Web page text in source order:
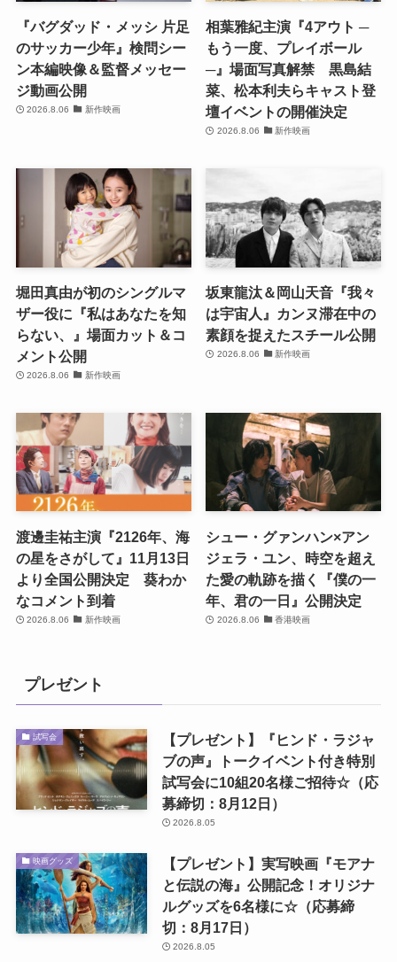
『バグダッド・メッシ 片足
のサッカー少年』検問シー
ン本編映像＆監督メッセー
ジ動画公開
2026.8.06 新作映画
相葉雅紀主演『4アウト ─
もう一度、プレイボール
─』場面写真解禁 黒島結
菜、松本利夫らキャスト登
壇イベントの開催決定
2026.8.06 新作映画
堀田真由が初のシングルマ
ザー役に『私はあなたを知
らない、』場面カット＆コ
メント公開
2026.8.06 新作映画
坂東龍汰＆岡山天音『我々
は宇宙人』カンヌ滞在中の
素顔を捉えたスチール公開
2026.8.06 新作映画
渡邊圭祐主演『2126年、海
の星をさがして』11月13日
より全国公開決定 葵わか
なコメント到着
2026.8.06 新作映画
シュー・グァンハン×アン
ジェラ・ユン、時空を超え
た愛の軌跡を描く『僕の一
年、君の一日』公開決定
2026.8.06 香港映画
プレゼント
試写会
【プレゼント】『ヒンド・ラジャ
ブの声』トークイベント付き特別
試写会に10組20名様ご招待☆（応
募締切：8月12日）
2026.8.05
映画グッズ
【プレゼント】実写映画『モアナ
と伝説の海』公開記念！オリジナ
ルグッズを6名様に☆（応募締
切：8月17日）
2026.8.05